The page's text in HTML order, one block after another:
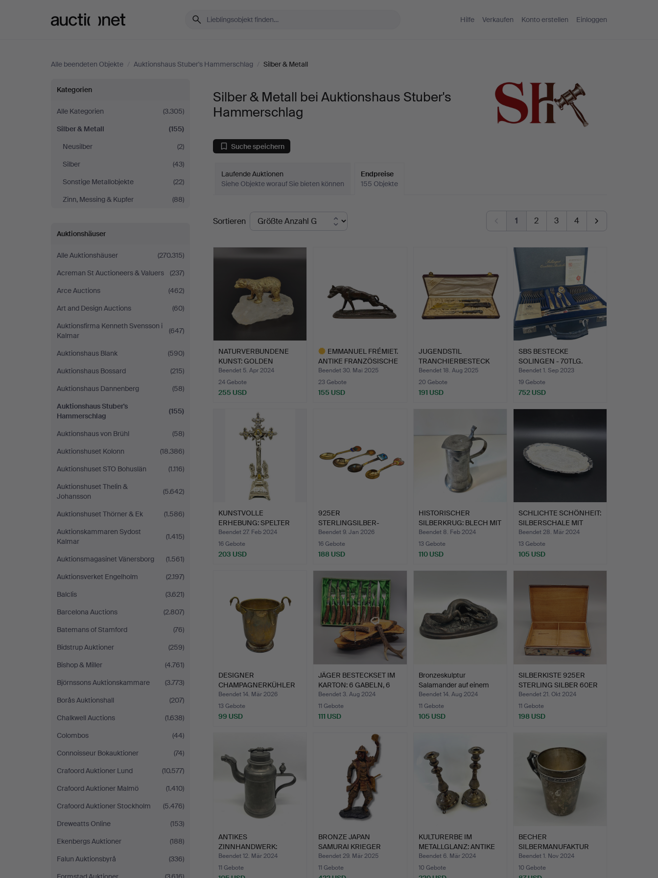
Hilfe Verkaufen Konto erstellen Einloggen
Alle beendeten Objekte / Auktionshaus Stuber's Hammerschlag / Silber & Metall
Silber
&
Metall
bei
Auktionshaus
Stuber's
Hammerschlag
Kategorien
Alle Kategorien
(3.305)
Silber & Metall
(155)
Neusilber
(2)
Silber
(43)
Sonstige Metallobjekte
(22)
Zinn, Messing & Kupfer
(88)
Auktionshäuser
Alle Auktionshäuser
(270.315)
Acreman St Auctioneers & Valuers
(237)
Arce Auctions
(462)
Art and Design Auctions
(60)
Auktionsfirma Kenneth Svensson i
Kalmar
(647)
Auktionshaus Blank
(590)
Auktionshaus Bossard
(215)
Auktionshaus Dannenberg
(58)
Auktionshaus Stuber's
Hammerschlag
(155)
Auktionshaus von Brühl
(58)
Auktionshuset Kolonn
(18.386)
Auktionshuset STO Bohuslän
(1.116)
Auktionshuset Thelin &
Johansson
(5.642)
Auktionshuset Thörner & Ek
(1.586)
Auktionskammaren Sydost
Kalmar
(1.415)
Auktionsmagasinet Vänersborg
(1.561)
Auktionsverket Engelholm
(2.197)
Balclis
(3.621)
Barcelona Auctions
(2.807)
Batemans of Stamford
(76)
Bidstrup Auktioner
(259)
Bishop & Miller
(4.761)
Björnssons Auktionskammare
(3.773)
Borås Auktionshall
(207)
Chalkwell Auctions
(1.638)
Colombos
(44)
Connoisseur Bokauktioner
(74)
Crafoord Auktioner Lund
(10.577)
Crafoord Auktioner Malmö
(1.410)
Crafoord Auktioner Stockholm
(5.476)
Dreweatts Online
(153)
Ekenbergs Auktioner
(188)
Falun Auktionsbyrå
(336)
Silber & Metall bei Auktionshaus Stuber's
Hammerschlag
Suche speichern
Laufende Auktionen
Siehe Objekte worauf Sie bieten können
Endpreise
155 Objekte
Endpreise
Sortieren 1 2 3 4
NATURVERBUNDENE
KUNST: GOLDEN
PATINIERTE B…
Beendet 5. Apr 2024
24 Gebote
255 USD
EMMANUEL FRÉMIET.
ANTIKE FRANZÖSISCHE
BRON…
Beendet 30. Mai 2025
23 Gebote
155 USD
JUGENDSTIL
TRANCHIERBESTECK
800 SILBER, JU…
Beendet 18. Aug 2025
20 Gebote
191 USD
SBS BESTECKE
SOLINGEN - 70TLG.
GARNITUR - …
Beendet 1. Sep 2023
19 Gebote
752 USD
KUNSTVOLLE
ERHEBUNG: SPELTER
ZINK KALVARIE…
Beendet 27. Feb 2024
16 Gebote
203 USD
925ER
STERLINGSILBER-
SAMMELLÖFFEL SET,
JAH…
Beendet 9. Jan 2026
16 Gebote
188 USD
HISTORISCHER
SILBERKRUG: BLECH MIT
PUNZUNG…
Beendet 8. Feb 2024
13 Gebote
110 USD
SCHLICHTE SCHÖNHEIT:
SILBERSCHALE MIT
GLÄN…
Beendet 28. Mär 2024
13 Gebote
105 USD
DESIGNER
CHAMPAGNERKÜHLER
AUS MESSING MIT …
Beendet 14. Mär 2026
13 Gebote
99 USD
JÄGER BESTECKSET IM
KARTON: 6 GABELN, 6
ME…
Beendet 3. Aug 2024
11 Gebote
111 USD
Bronzeskulptur
Salamander auf einem
Sockel.
Beendet 14. Aug 2024
11 Gebote
105 USD
SILBERKISTE 925ER
STERLING SILBER 60ER
MIT…
Beendet 21. Okt 2024
11 Gebote
198 USD
ANTIKES
ZINNHANDWERK:
HANDGEFERTIGTE
SCHRA…
Beendet 12. Mär 2024
11 Gebote
BRONZE JAPAN
SAMURAI KRIEGER
STATUE.
Beendet 29. Mär 2025
11 Gebote
KULTURERBE IM
METALLGLANZ: ANTIKE
JUGENDST…
Beendet 6. Mär 2024
10 Gebote
BECHER
SILBERMANUFAKTUR
GEBRÜDER KÜHN IN S…
Beendet 1. Nov 2024
10 Gebote